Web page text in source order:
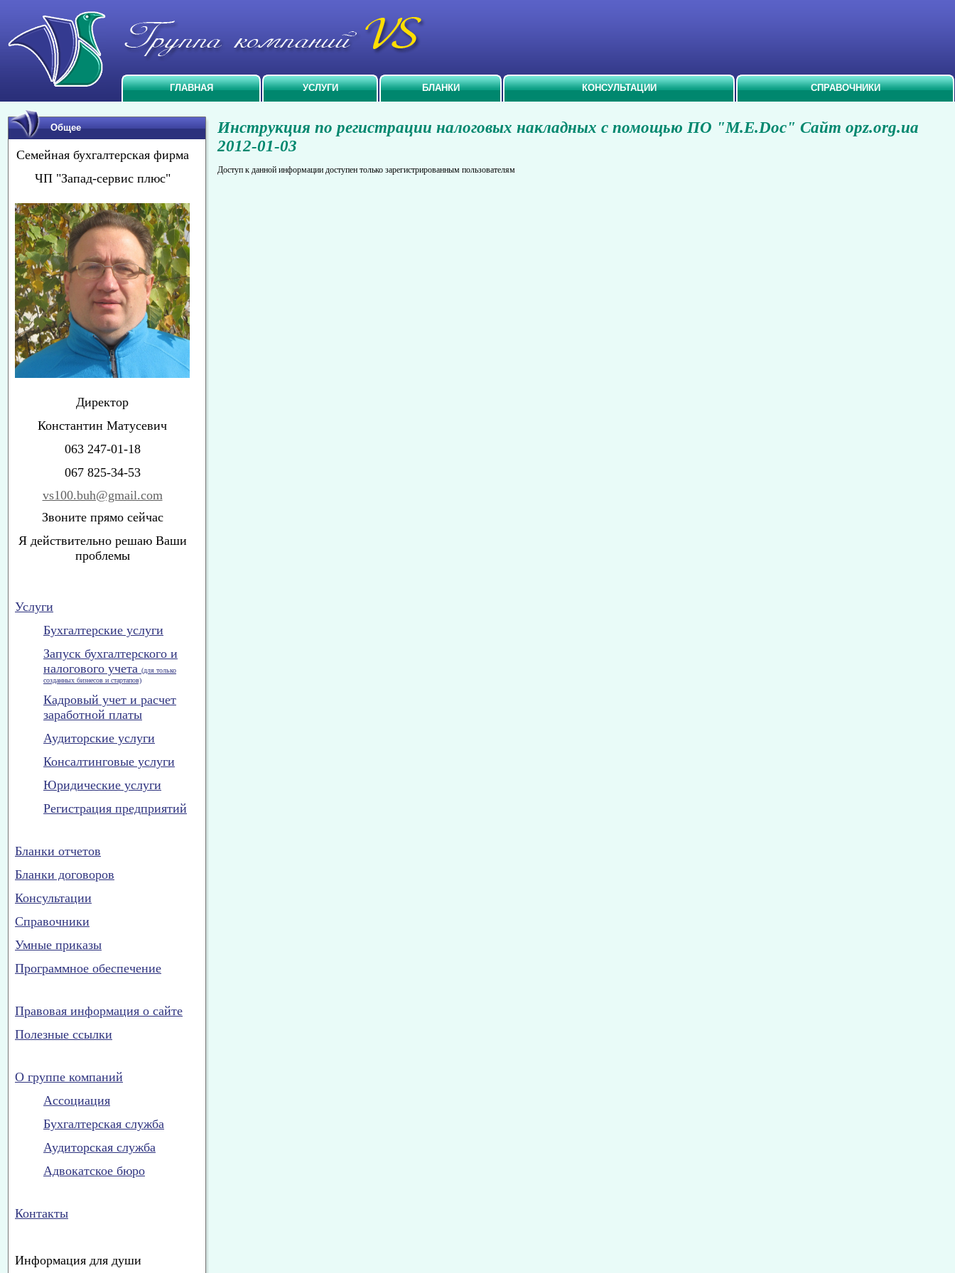
ГЛАВНАЯ УСЛУГИ БЛАНКИ КОНСУЛЬТАЦИИ СПРАВОЧНИКИ
Общее
Семейная бухгалтерская фирма
ЧП "Запад-сервис плюс"
Директор
Константин Матусевич
063 247-01-18
067 825-34-53
vs100.buh@gmail.com
Звоните прямо сейчас
Я действительно решаю Ваши
проблемы
Услуги
Бухгалтерские услуги
Запуск бухгалтерского и
налогового учета (для только
созданных бизнесов и стартапов)
Кадровый учет и расчет
заработной платы
Аудиторские услуги
Консалтинговые услуги
Юридические услуги
Регистрация предприятий
Бланки отчетов
Бланки договоров
Консультации
Справочники
Умные приказы
Программное обеспечение
Правовая информация о сайте
Полезные ссылки
О группе компаний
Ассоциация
Бухгалтерская служба
Аудиторская служба
Адвокатское бюро
Контакты
Информация для души
Инструкция по регистрации налоговых накладных с помощью ПО "M.E.Doc" Сайт opz.org.ua
2012-01-03
Доступ к данной информации доступен только зарегистрированным пользователям